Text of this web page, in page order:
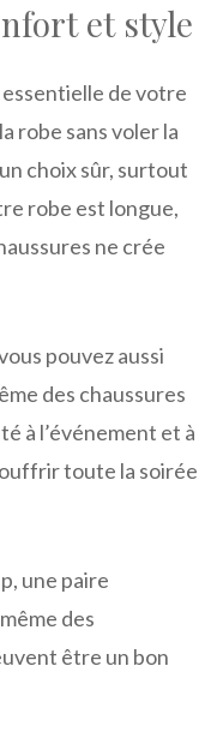
et style
de votre
robe sans voler la
choix sûr, surtout
robe est longue,
ne crée
pouvez aussi
des chaussures
à l’événement et à
toute la soirée
une paire
des
être un bon